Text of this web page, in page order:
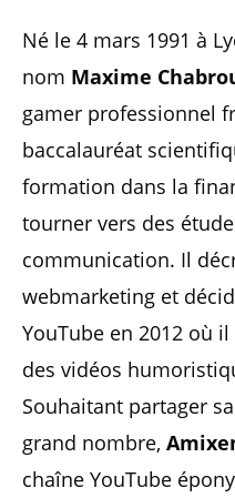
Né le 4 mars 1991 à
nom Maxime
gamer professionnel
baccalauréat
formation dans la
tourner vers des
communication. Il
webmarketing et
YouTube en 2012 où
des vidéos
Souhaitant partager
grand nombre,
chaîne YouTube